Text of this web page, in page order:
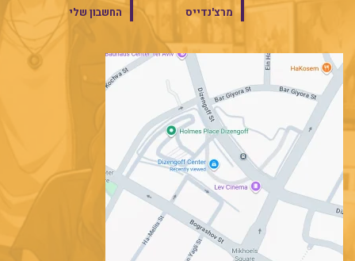
מרצ'נדייס
החשבון שלי